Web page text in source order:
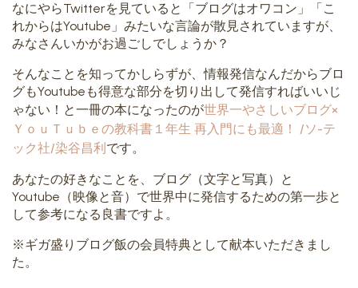
なにやらTwitterを見ていると「ブログはオワコン」「こ
れからはYoutube」みたいな言論が散見されていますが、
みなさんいかがお過ごしでしょうか？
そんなことを知ってかしらずが、情報発信なんだからブロ
グもYoutubeも得意な部分を切り出して発信すればいいじ
ゃない！と一冊の本になったのが世界一やさしいブログ×
ＹｏｕＴｕｂｅの教科書１年生 再入門にも最適！ /ソ-テ
ック社/染谷昌利 です。
あなたの好きなことを、ブログ（文字と写真）と
Youtube（映像と音）で世界中に発信するための第一歩と
して参考になる良書ですよ。
※ギガ盛りブログ飯の会員特典として献本いただきまし
た。